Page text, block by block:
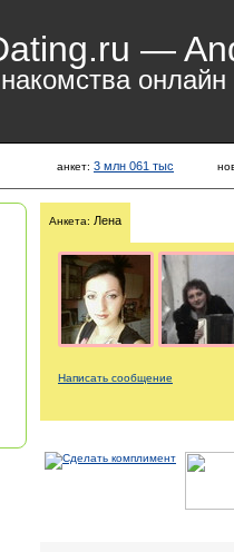
—
онлайн
анкет: 3 млн 061 тыс
Анкета: Лена
Написать сообщение